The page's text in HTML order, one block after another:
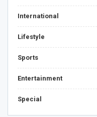
International
Lifestyle
Sports
Entertainment
Special